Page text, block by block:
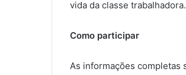
vida da classe trabalhadora.
Como participar
As informações completas